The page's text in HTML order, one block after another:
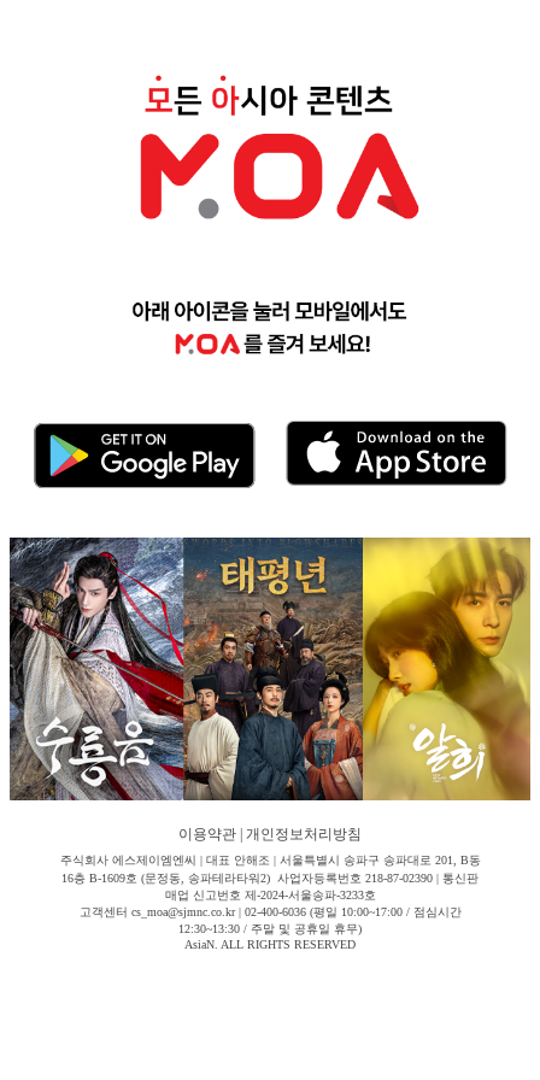
이용약관 개인정보처리방침
주식회사 에스제이엠엔씨 | 대표 안해조 | 서울특별시 송파구 송파대로 201, B동
16층 B-1609호 (문정동, 송파테라타워2) 사업자등록번호 218-87-02390 | 통신판
매업 신고번호 제-2024-서울송파-3233호
고객센터 cs_moa@sjmnc.co.kr | 02-400-6036 (평일 10:00~17:00 / 점심시간
12:30~13:30 / 주말 및 공휴일 휴무)
AsiaN. ALL RIGHTS RESERVED